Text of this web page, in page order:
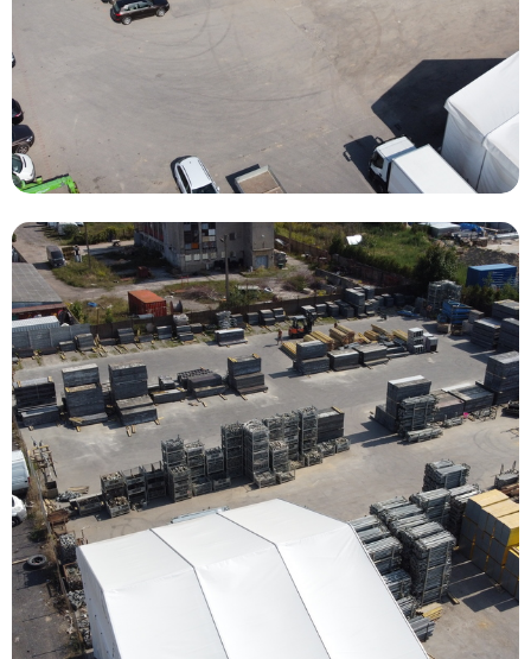
Zobacz wszystkie